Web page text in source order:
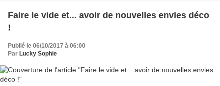
Faire le vide et... avoir de nouvelles envies déco
!
Publié le 06/10/2017 à 06:00
Par Lucky Sophie